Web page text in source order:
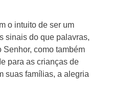
o intuito de ser um
sinais do que palavras,
Senhor, como também
para as crianças de
suas famílias, a alegria